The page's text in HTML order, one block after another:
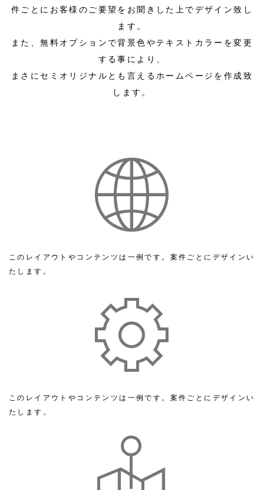
件ごとにお客様のご要望をお聞きした上でデザイン致し
ます。
また、無料オプションで背景色やテキストカラーを変更
する事により、
まさにセミオリジナルとも言えるホームページを作成致
します。
このレイアウトやコンテンツは一例です。案件ごとにデザインい
たします。
このレイアウトやコンテンツは一例です。案件ごとにデザインい
たします。